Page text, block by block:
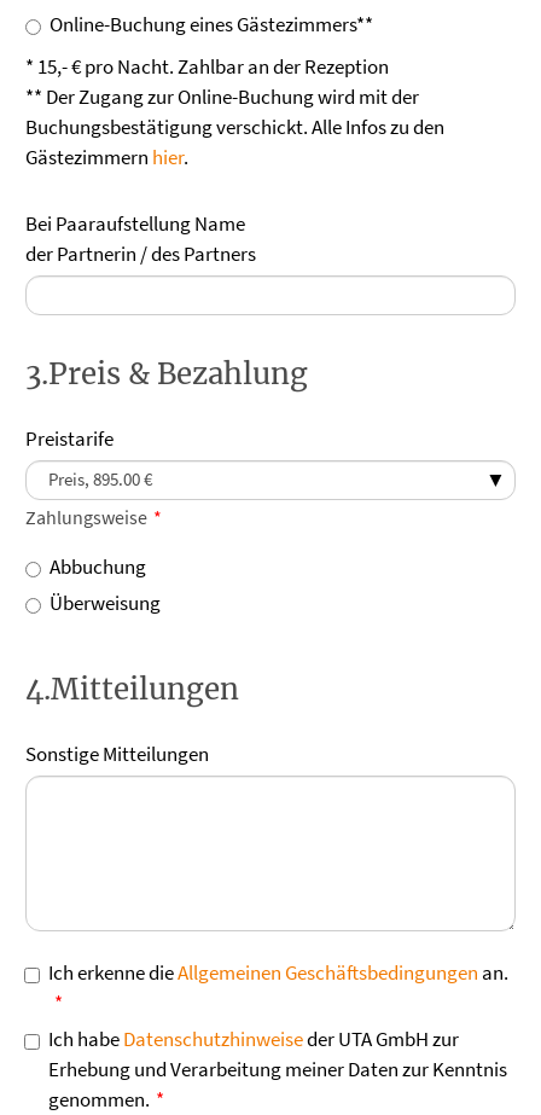
Online-Buchung eines Gästezimmers**
* 15,- € pro Nacht. Zahlbar an der Rezeption
** Der Zugang zur Online-Buchung wird mit der
Buchungsbestätigung verschickt. Alle Infos zu den
Gästezimmern hier.
Bei Paaraufstellung Name
der Partnerin / des Partners
3.Preis & Bezahlung
Preistarife
Zahlungsweise
Abbuchung
Überweisung
4.Mitteilungen
Sonstige Mitteilungen
Ich erkenne dieAllgemeinen Geschäftsbedingungen an.
Ich habeDatenschutzhinweiseder UTA GmbH zur
Erhebung und Verarbeitung meiner Daten zur Kenntnis
genommen.